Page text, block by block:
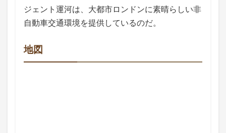
ジェント運河は、大都市ロンドンに素晴らしい非
自動車交通環境を提供しているのだ。
地図